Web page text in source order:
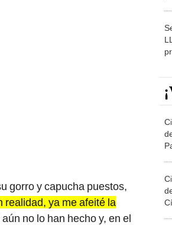
gorro y capucha puestos,
realidad, ya me afeité la
no lo han hecho y, en el